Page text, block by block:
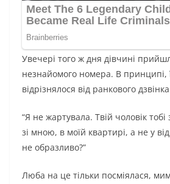
Увечері того ж дня дівчині
незнайомого номера. В принципі,
відрізнялося від ранкового
“Я не жартувала. Твій чоловік
зі мною, в моїй квартирі, а не у
не образливо?”
Люба на це тільки посміялася,